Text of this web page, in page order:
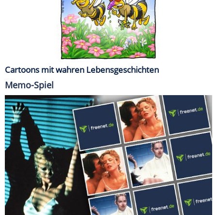
Cartoons mit wahren Lebensgeschichten
Memo-Spiel